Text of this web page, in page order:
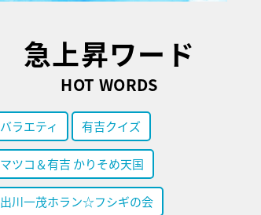
急上昇ワード
HOT WORDS
バラエティ 有吉クイズ
マツコ＆有吉 かりそめ天国
出川一茂ホラン☆フシギの会